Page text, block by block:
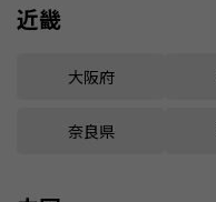
近畿
大阪府
奈良県